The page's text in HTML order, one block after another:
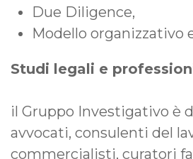
Due Diligence,
Modello organizzativo
Studi legali e
il Gruppo Investigativo è
avvocati, consulenti del
commercialisti, curatori